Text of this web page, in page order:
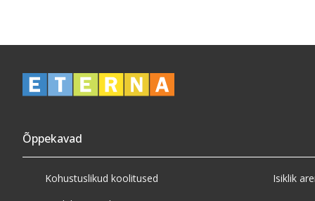
Õppekavad
Kohustuslikud koolitused
Isiklik